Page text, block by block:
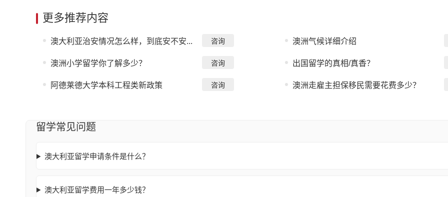
更多推荐内容
澳大利亚治安情况怎么样，到底安不安... 咨询 澳洲气候详细介绍
澳洲小学留学你了解多少？ 咨询 出国留学的真相/真香？
阿德莱德大学本科工程类新政策 咨询 澳洲走雇主担保移民需要花费多少？
留学常见问题
澳大利亚留学申请条件是什么？
澳大利亚留学费用一年多少钱？